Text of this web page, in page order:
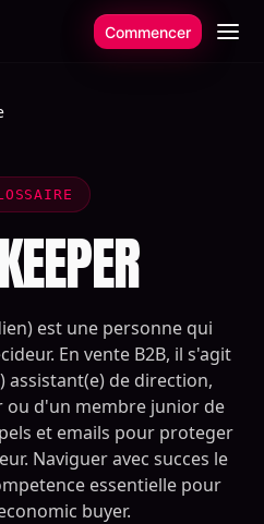
Commencer
est une personne qui
En vente B2B, il s'agit
assistant(e) de direction,
ou d'un membre junior de
et emails pour proteger
Naviguer avec succes le
essentielle pour
buyer.